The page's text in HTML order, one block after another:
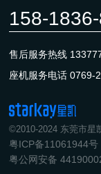
©2010-2024 东莞市星
粤ICP备11061944号
粤公网安备
158-
售后服务热线
座机服务电话0769-